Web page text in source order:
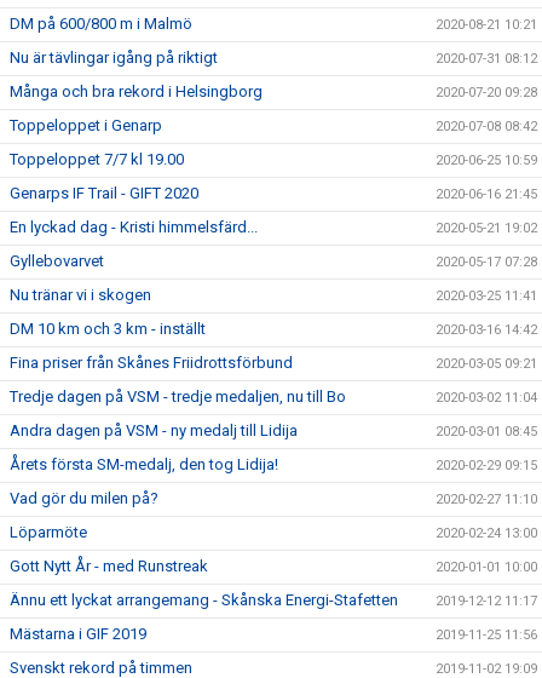
DM på 600/800 m i Malmö 2020-08-21 10:21
Nu är tävlingar igång på riktigt 2020-07-31 08:12
Många och bra rekord i Helsingborg 2020-07-20 09:28
Toppeloppet i Genarp 2020-07-08 08:42
Toppeloppet 7/7 kl 19.00 2020-06-25 10:59
Genarps IF Trail - GIFT 2020 2020-06-16 21:45
En lyckad dag - Kristi himmelsfärd... 2020-05-21 19:02
Gyllebovarvet 2020-05-17 07:28
Nu tränar vi i skogen 2020-03-25 11:41
DM 10 km och 3 km - inställt 2020-03-16 14:42
Fina priser från Skånes Friidrottsförbund 2020-03-05 09:21
Tredje dagen på VSM - tredje medaljen, nu till Bo 2020-03-02 11:04
Andra dagen på VSM - ny medalj till Lidija 2020-03-01 08:45
Årets första SM-medalj, den tog Lidija! 2020-02-29 09:15
Vad gör du milen på? 2020-02-27 11:10
Löparmöte 2020-02-24 13:00
Gott Nytt År - med Runstreak 2020-01-01 10:00
Ännu ett lyckat arrangemang - Skånska Energi-Stafetten 2019-12-12 11:17
Mästarna i GIF 2019 2019-11-25 11:56
Svenskt rekord på timmen 2019-11-02 19:09